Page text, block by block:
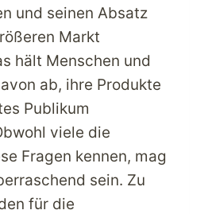
und seinen Absatz
Markt
hält Menschen und
ab, ihre Produkte
Publikum
viele die
Fragen kennen, mag
sein. Zu
für die